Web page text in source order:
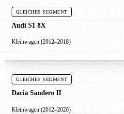
GLEICHES SEGMENT
Audi S1 8X
Kleinwagen (2012–2018)
GLEICHES SEGMENT
Dacia Sandero II
Kleinwagen (2012–2020)